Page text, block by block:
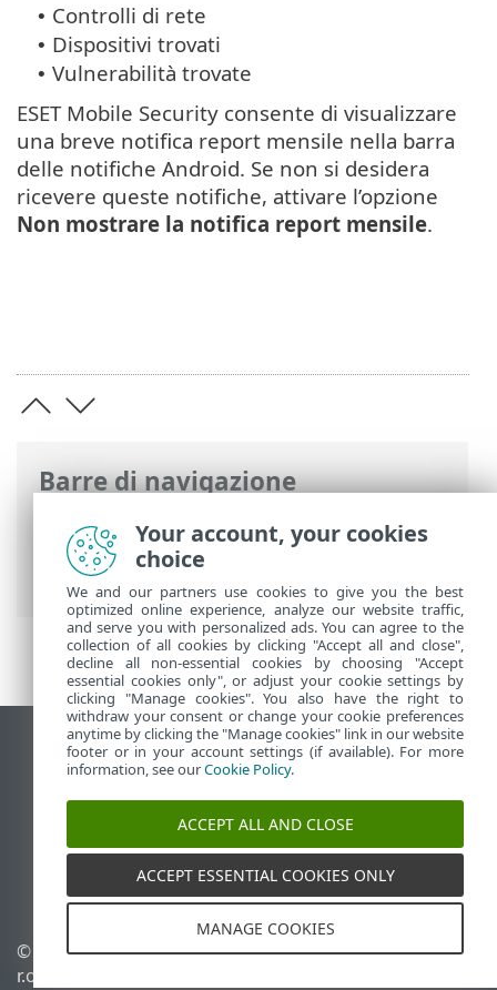
Barre di navigazione
Guida online ESET>ESET Mobile Security
Utilizzare ESET Mobile Security > Report
di protezione
• Controlli di rete
• Dispositivi trovati
• Vulnerabilità trovate
ESET Mobile Security consente di visualizzare
una breve notifica report mensile nella barra
delle notifiche Android. Se non si desidera
ricevere queste notifiche, attivare l’opzione
Non mostrare la notifica report mensile.
Visualizza sito desktop
End of Life
ESET Knowledge Base
ESET Status Portal
Supporto regionale
© 1992 - 2026 ESET, spol. s
r.o. - Tutti i diritti riservati.
Gestisci cookie
Your account, your cookies
choice
We and our partners use cookies to give you the best
optimized online experience, analyze our website traffic,
and serve you with personalized ads. You can agree to the
collection of all cookies by clicking "Accept all and close",
decline all non-essential cookies by choosing "Accept
essential cookies only", or adjust your cookie settings by
clicking "Manage cookies". You also have the right to
withdraw your consent or change your cookie preferences
anytime by clicking the "Manage cookies" link in our website
footer or in your account settings (if available). For more
information, see ourCookie Policy.
ACCEPT ALL AND CLOSE
ACCEPT ESSENTIAL COOKIES ONLY
MANAGE COOKIES